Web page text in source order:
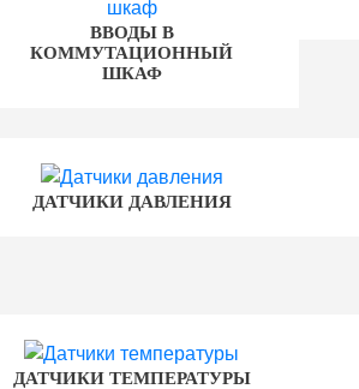
ВВОДЫ В
КОММУТАЦИОННЫЙ
ШКАФ
ДАТЧИКИ ДАВЛЕНИЯ
ДАТЧИКИ ТЕМПЕРАТУРЫ